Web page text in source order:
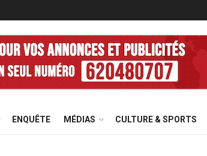
ENQUÊTE MÉDIAS CULTURE & SPORTS